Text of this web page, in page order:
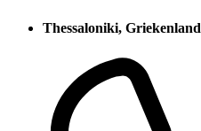
Thessaloniki, Griekenland